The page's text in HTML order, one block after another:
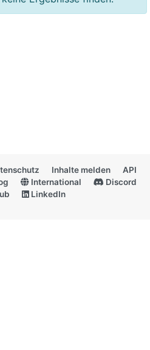
Inhalte melden
API
International
Discord
LinkedIn